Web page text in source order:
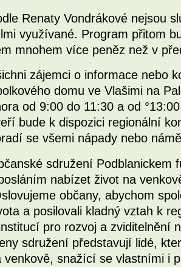
Renaty Vondrákové nejsou
využívané. Program přitom
mnohem více peněz než v
zájemci o informace nebo
domu ve Vlašimi na
od 9:00 do 11:30 a od
bude k dispozici regionální
se všemi nápady nebo
sdružení Podblanickem
nabízet život na
občany, abychom
a posilovali kladný vztah k
pro rozvoj a zviditelnění
sdružení představují lidé,
venkově, snažící se vlastními i